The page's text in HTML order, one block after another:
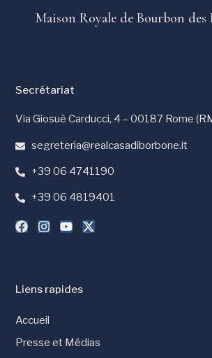
Maison Royale de Bourbon des
Liens rapides
Accueil
Presse et Médias
Secrétariat
Via Giosuè Carducci, 4 – 00187 Rome
segreteria@realcasadiborbone.it
+39 06 4741190
+39 06 4819401